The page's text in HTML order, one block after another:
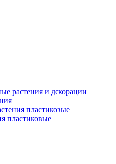
растения и декорации
пластиковые
пластиковые